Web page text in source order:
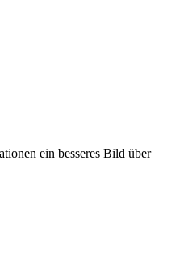
ein besseres Bild über